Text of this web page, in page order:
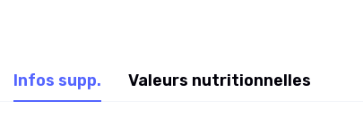
Infos supp. Valeurs nutritionnelles